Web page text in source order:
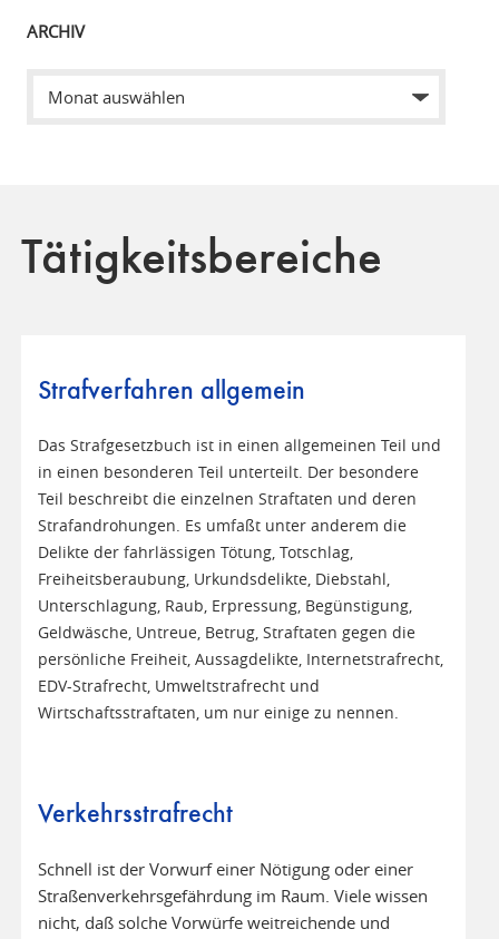
ARCHIV
Tätigkeitsbereiche
Strafverfahren allgemein
Das Strafgesetzbuch ist in einen allgemeinen Teil und
in einen besonderen Teil unterteilt. Der besondere
Teil beschreibt die einzelnen Straftaten und deren
Strafandrohungen. Es umfaßt unter anderem die
Delikte der fahrlässigen Tötung, Totschlag,
Freiheitsberaubung, Urkundsdelikte, Diebstahl,
Unterschlagung, Raub, Erpressung, Begünstigung,
Geldwäsche, Untreue, Betrug, Straftaten gegen die
persönliche Freiheit, Aussagdelikte, Internetstrafrecht,
EDV-Strafrecht, Umweltstrafrecht und
Wirtschaftsstraftaten, um nur einige zu nennen.
Verkehrsstrafrecht
Schnell ist der Vorwurf einer Nötigung oder einer
Straßenverkehrsgefährdung im Raum. Viele wissen
nicht, daß solche Vorwürfe weitreichende und